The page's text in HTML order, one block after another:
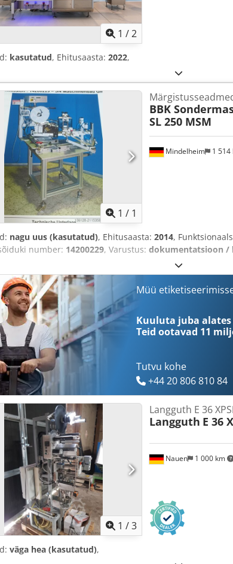
1 /2
kasutatud, Ehitusaasta: 2022,
1 / 1
Mindelheim 1 514
BBK
SL 250 MSM
nagu uus (kasutatud), Ehitusaasta: 2014,
number: 14200229, Varustus: dokumentatsioon /
Müü
Kuuluta juba alates
Teid ootavad 11
Tutvu kohe
+44 20 806 810 84
1 /3
Nauen 1 000 km
Langguth E 36
Langguth E 36
väga hea (kasutatud),